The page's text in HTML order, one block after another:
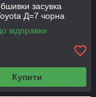
засувка
Д=7 чорна
відправки
Купити